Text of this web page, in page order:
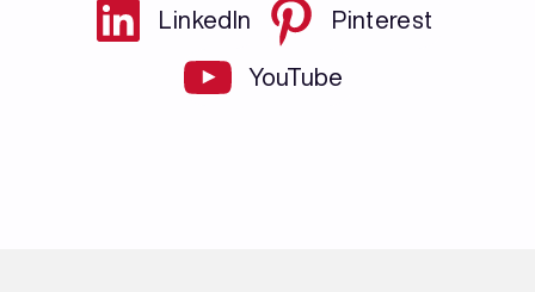
LinkedIn Pinterest
YouTube